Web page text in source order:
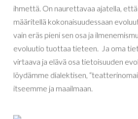
ihmettä. On naurettavaa ajatella,
määritellä kokonaisuudessaan
vain eräs pieni sen osa ja
evoluutio tuottaa tieteen. Ja oma
virtaava ja elävä osa tietoisuuden
löydämme dialektisen,
itseemme ja maailmaan.